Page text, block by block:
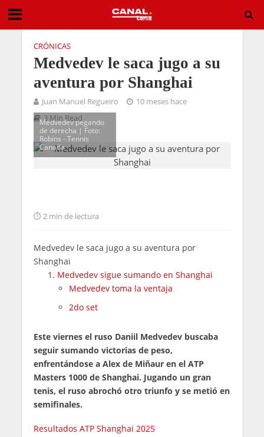
CRÓNICAS
Medvedev le saca jugo a su
aventura por Shanghai
Juan Manuel Regueiro
10 meses hace
3 Min Read
Medvedev pegando
de derecha | Foto:
Robins - Tennis
Canada
2 min de lectura
Medvedev le saca jugo a su aventura por
Shanghai
Medvedev sigue sumando en Shanghai
Medvedev toma la ventaja
2do set
Este viernes el ruso Daniil Medvedev buscaba
seguir sumando victorias de peso,
enfrentándose a Alex de Miñaur en el ATP
Masters 1000 de Shanghai. Jugando un gran
tenis, el ruso abrochó otro triunfo y se metió en
semifinales.
Resultados ATP Shanghai 2025